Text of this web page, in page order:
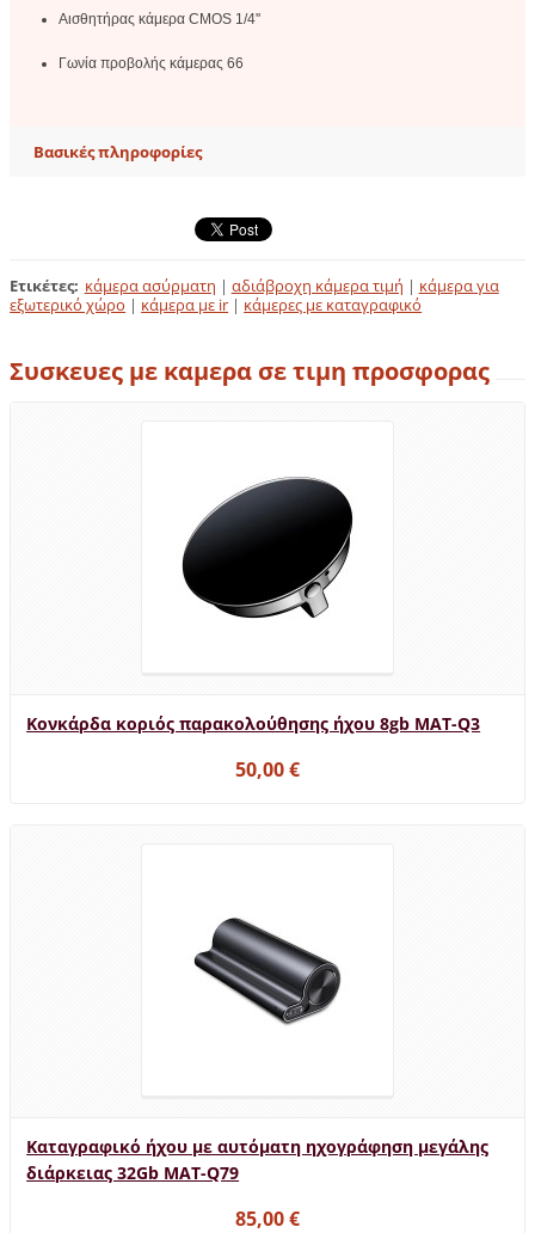
Αισθητήρας κάμερα CMOS 1/4''
Γωνία προβολής κάμερας 66
Βασικές πληροφορίες
Ετικέτες: κάμερα ασύρματη | αδιάβροχη κάμερα τιμή | κάμερα για
εξωτερικό χώρο | κάμερα με ir | κάμερες με καταγραφικό
Συσκευες με καμερα σε τιμη προσφορας
Κονκάρδα κοριός παρακολούθησης ήχου 8gb MAT-Q3
50,00 €
Καταγραφικό ήχου με αυτόματη ηχογράφηση μεγάλης
διάρκειας 32Gb MAT-Q79
85,00 €